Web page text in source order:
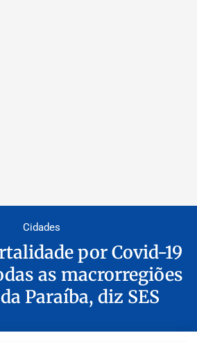
Cidades
por Covid-19
as macrorregiões
Paraíba, diz SES